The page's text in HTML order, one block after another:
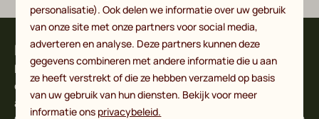
Mis niks van De Witte Berg!
Meld je aan voor onze nieuwsbrief en
ontvang het laatste nieuws en diverse
aanbiedingen!
personalisatie). Ook delen we informatie over uw gebruik
van onze site met onze partners voor social media,
adverteren en analyse. Deze partners kunnen deze
gegevens combineren met andere informatie die u aan
ze heeft verstrekt of die ze hebben verzameld op basis
van uw gebruik van hun diensten. Bekijk voor meer
informatie ons privacybeleid.